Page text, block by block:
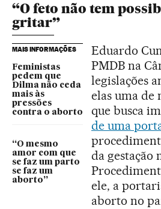
“O feto não tem
gritar”
MAIS INFORMAÇÕES
Feministas
pedem que
Dilma não ceda
mais às
pressões
contra o aborto
“O mesmo
amor com que
se faz um parto
se faz um
aborto”
Eduardo
PMDB na
legislações
elas uma de
que busca
de uma
da gestação
ele, a
aborto no